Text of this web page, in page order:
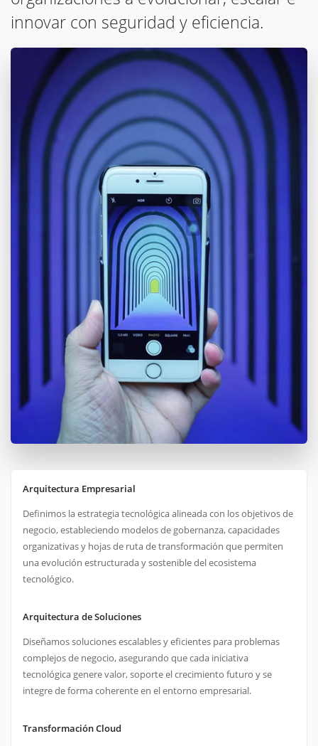
innovar con seguridad y eficiencia.
Arquitectura Empresarial
Definimos la estrategia tecnológica alineada con los objetivos de
negocio, estableciendo modelos de gobernanza, capacidades
organizativas y hojas de ruta de transformación que permiten
una evolución estructurada y sostenible del ecosistema
tecnológico.
Arquitectura de Soluciones
Diseñamos soluciones escalables y eficientes para problemas
complejos de negocio, asegurando que cada iniciativa
tecnológica genere valor, soporte el crecimiento futuro y se
integre de forma coherente en el entorno empresarial.
Transformación Cloud